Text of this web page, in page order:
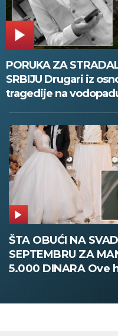
PORUKA ZA
SRBIJU Drugari iz
tragedije na
ŠTA OBUĆI NA
SEPTEMBRU ZA
5.000 DINARA Ove